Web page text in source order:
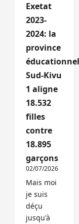
Exetat
2023-
2024: la
province
Sud-Kivu
1 aligne
18.532
filles
contre
18.895
garçons
02/07/2026
Mais moi
je suis
déçu
jusqu'à